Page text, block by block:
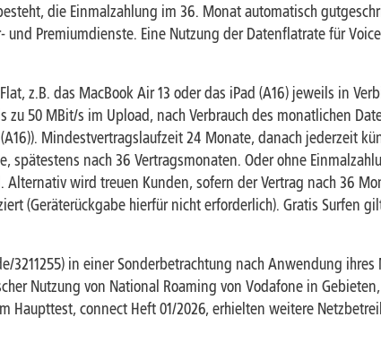
die Einmalzahlung im 36. Monat automatisch
Premiumdienste. Eine Nutzung der Datenflatrate für
z.B. das MacBook Air 13 oder das iPad (A16) jeweils in
50 MBit/s im Upload, nach Verbrauch des monatlichen
Mindestvertragslaufzeit 24 Monate, danach jederzeit
spätestens nach 36 Vertragsmonaten. Oder ohne
wird treuen Kunden, sofern der Vertrag nach 36
(Geräterückgabe hierfür nicht erforderlich). Gratis Surfen
3211255) in einer Sonderbetrachtung nach Anwendung
Nutzung von National Roaming von Vodafone in
connect Heft 01/2026, erhielten weitere